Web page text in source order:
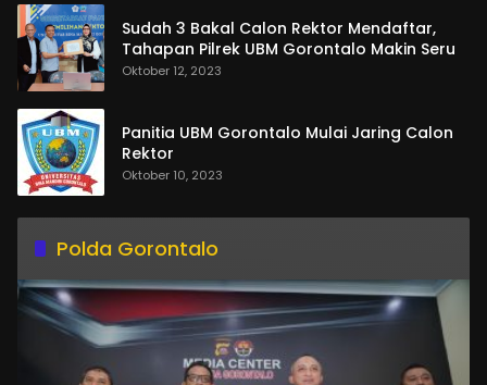
Sudah 3 Bakal Calon Rektor Mendaftar,
Tahapan Pilrek UBM Gorontalo Makin Seru
Oktober 12, 2023
Panitia UBM Gorontalo Mulai Jaring Calon
Rektor
Oktober 10, 2023
Polda Gorontalo